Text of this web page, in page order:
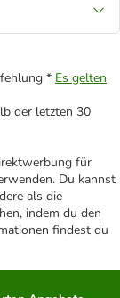
* Es gelten
der letzten 30
für
Du kannst
als die
indem du den
findest du